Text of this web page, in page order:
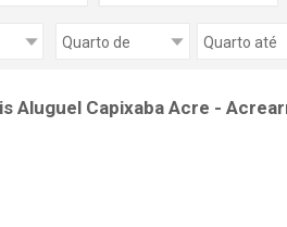
Aluguel Capixaba Acre -